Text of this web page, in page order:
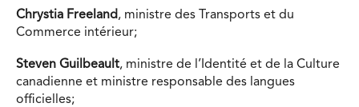
Chrystia Freeland, ministre des Transports et du
Commerce intérieur;
Steven Guilbeault, ministre de l’Identité et de la Culture
canadienne et ministre responsable des langues
officielles;